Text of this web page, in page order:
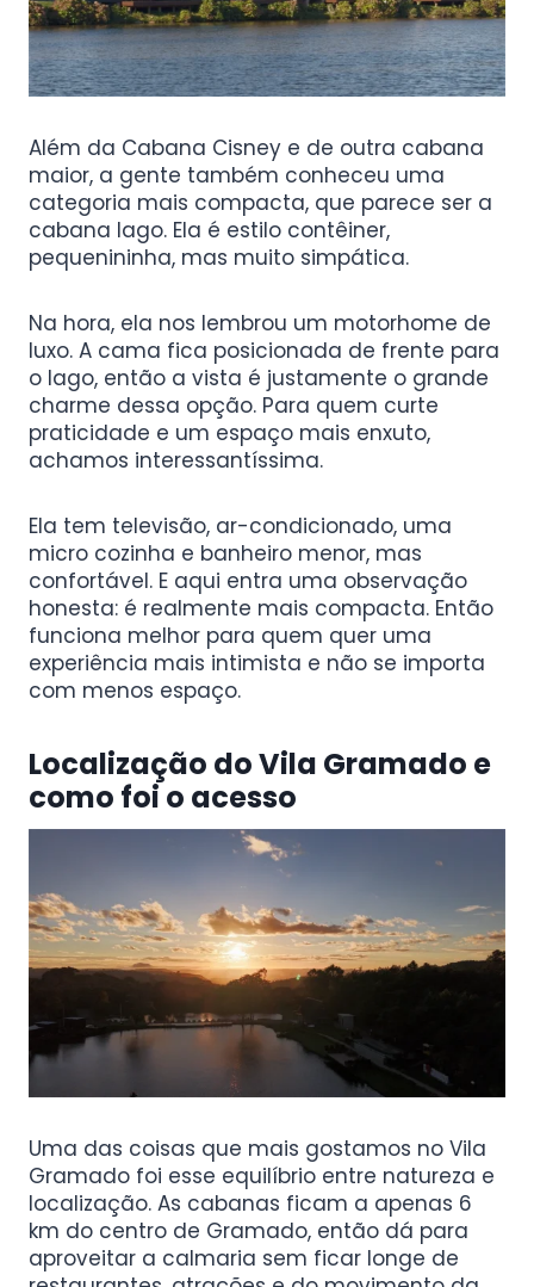
Além da Cabana Cisney e de outra cabana
maior, a gente também conheceu uma
categoria mais compacta, que parece ser a
cabana lago. Ela é estilo contêiner,
pequenininha, mas muito simpática.
Na hora, ela nos lembrou um motorhome de
luxo. A cama fica posicionada de frente para
o lago, então a vista é justamente o grande
charme dessa opção. Para quem curte
praticidade e um espaço mais enxuto,
achamos interessantíssima.
Ela tem televisão, ar-condicionado, uma
micro cozinha e banheiro menor, mas
confortável. E aqui entra uma observação
honesta: é realmente mais compacta. Então
funciona melhor para quem quer uma
experiência mais intimista e não se importa
com menos espaço.
Localização do Vila Gramado e
como foi o acesso
Uma das coisas que mais gostamos no Vila
Gramado foi esse equilíbrio entre natureza e
localização. As cabanas ficam a apenas 6
km do centro de Gramado, então dá para
aproveitar a calmaria sem ficar longe de